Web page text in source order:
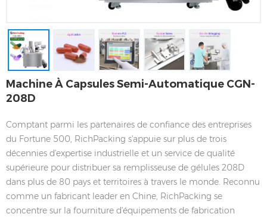
Machine À Capsules Semi-Automatique CGN-
208D
Comptant parmi les partenaires de confiance des entreprises
du Fortune 500, RichPacking s'appuie sur plus de trois
décennies d'expertise industrielle et un service de qualité
supérieure pour distribuer sa remplisseuse de gélules 208D
dans plus de 80 pays et territoires à travers le monde. Reconnu
comme un fabricant leader en Chine, RichPacking se
concentre sur la fourniture d'équipements de fabrication